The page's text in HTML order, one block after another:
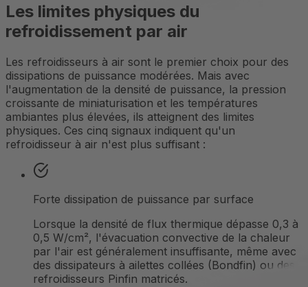
Les limites physiques du
refroidissement par air
Les refroidisseurs à air sont le premier choix pour des
dissipations de puissance modérées. Mais avec
l'augmentation de la densité de puissance, la pression
croissante de miniaturisation et les températures
ambiantes plus élevées, ils atteignent des limites
physiques. Ces cinq signaux indiquent qu'un
refroidisseur à air n'est plus suffisant :
Forte dissipation de puissance par surface
Lorsque la densité de flux thermique dépasse 0,3 à
0,5 W/cm², l'évacuation convective de la chaleur
par l'air est généralement insuffisante, même avec
des dissipateurs à ailettes collées (Bondfin) ou des
refroidisseurs Pinfin matricés.